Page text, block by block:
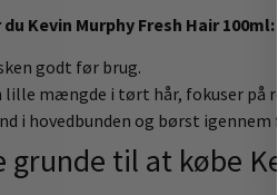
Kevin Murphy Fresh Hair 100ml:
godt før brug.
lille mængde i tørt hår, fokuser på
i hovedbunden og børst
grunde til at købe